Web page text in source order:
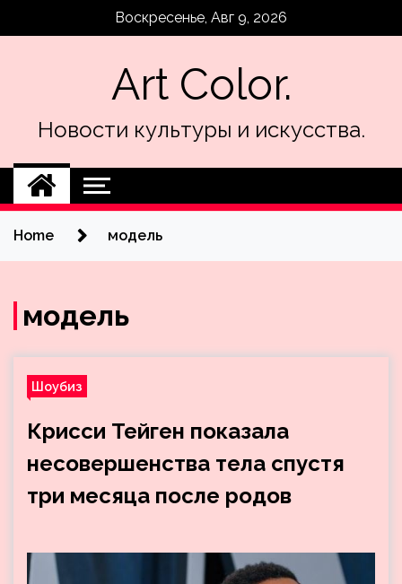
Воскресенье, Авг 9, 2026
Art Color.
Новости культуры и искусства.
Home модель
модель
Шоубиз
Крисси Тейген показала
несовершенства тела спустя
три месяца после родов